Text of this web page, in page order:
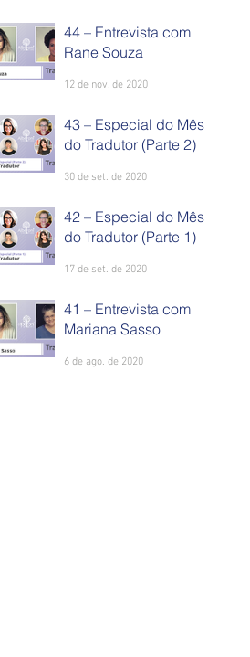
44 – Entrevista com
Rane Souza
12 de nov. de 2020
43 – Especial do Mês
do Tradutor (Parte 2)
30 de set. de 2020
42 – Especial do Mês
do Tradutor (Parte 1)
17 de set. de 2020
41 – Entrevista com
Mariana Sasso
6 de ago. de 2020